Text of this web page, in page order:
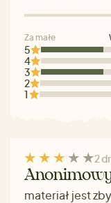
5
4
3
2
1
Za małe
2
materiał jest